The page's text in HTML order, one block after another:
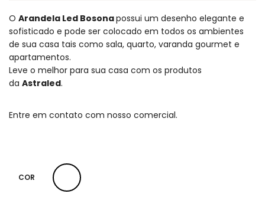
O Arandela Led Bosonapossui um desenho elegante e
sofisticado e pode ser colocado em todos os ambientes
de sua casa tais como sala, quarto, varanda gourmet e
apartamentos.
Leve o melhor para sua casa com os produtos
da Astraled.
Entre em contato com nosso comercial.
COR